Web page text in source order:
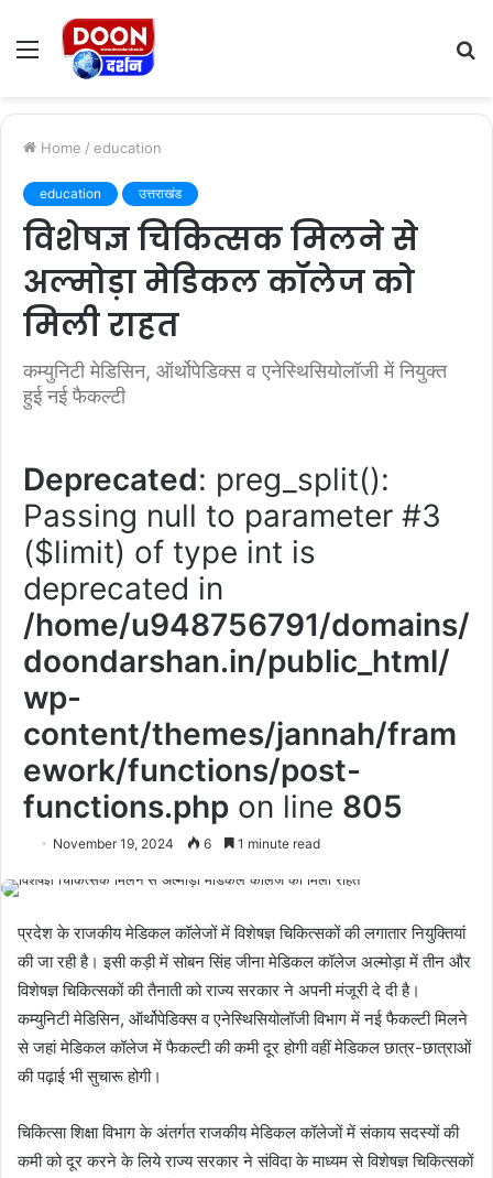
Menu
Home / education
education उत्तराखंड
विशेषज्ञ चिकित्सक मिलने से
अल्मोड़ा मेडिकल कॉलेज को
मिली राहत
कम्युनिटी मेडिसिन, ऑर्थोपेडिक्स व एनेस्थिसियोलॉजी में नियुक्त
हुई नई फैकल्टी
Deprecated: preg_split():
Passing null to parameter #3
($limit) of type int is
deprecated in
/home/u948756791/domains/
doondarshan.in/public_html/
wp-
content/themes/jannah/fram
ework/functions/post-
functions.php on line 805
November 19, 2024 6 1 minute read
प्रदेश के राजकीय मेडिकल कॉलेजों में विशेषज्ञ चिकित्सकों की लगातार नियुक्तियां
की जा रही है। इसी कड़ी में सोबन सिंह जीना मेडिकल कॉलेज अल्मोड़ा में तीन और
विशेषज्ञ चिकित्सकों की तैनाती को राज्य सरकार ने अपनी मंजूरी दे दी है।
कम्युनिटी मेडिसिन, ऑर्थोपेडिक्स व एनेस्थिसियोलॉजी विभाग में नई फैकल्टी मिलने
से जहां मेडिकल कॉलेज में फैकल्टी की कमी दूर होगी वहीं मेडिकल छात्र-छात्राओं
की पढ़ाई भी सुचारू होगी।
चिकित्सा शिक्षा विभाग के अंतर्गत राजकीय मेडिकल कॉलेजों में संकाय सदस्यों की
कमी को दूर करने के लिये राज्य सरकार ने संविदा के माध्यम से विशेषज्ञ चिकित्सकों